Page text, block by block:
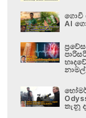
ගොවි
AI
තැනූ